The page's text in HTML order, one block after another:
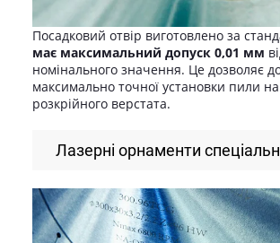
Посадковий отвір виготовлено за
має максимальний допуск 0,01 мм
номінального значення. Це дозволяє
максимально точної установки пили
розкрійного верстата.
Лазерні орнаменти